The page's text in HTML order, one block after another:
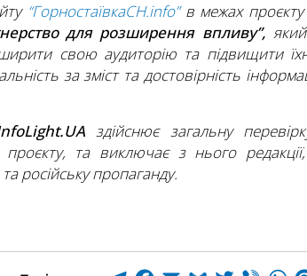
“ГорностаївкаСН.info” в межах проєкту
для розширення впливу”,
свою аудиторію та підвищити
за зміст та достовірність
здійснює загальну
проєкту, та виключає з нього
російську пропаганду.